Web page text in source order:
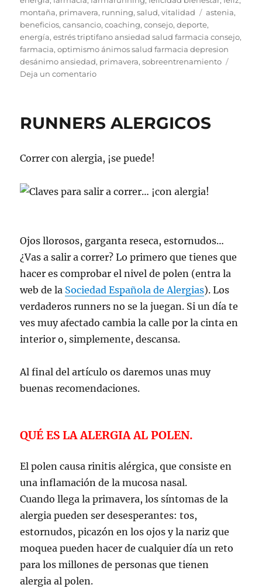
o
o
k
n
k
rt
ir
montaña, primavera, running,salud,vitalidad Etiquetas
astenia,
beneficios,cansancio,coaching,consejo,deporte,
energía,estrés triptifano ansiedad salud farmacia consejo,
farmacia,optimismo ánimos salud farmacia depresion
desánimo ansiedad, primavera,sobreentrenamiento
Deja un comentarioen
DEPORTE…
PARA
RUNNERS ALERGICOS
Correr con alergia, ¡se puede!
Ojos llorosos, garganta reseca, estornudos…
¿Vas a salir a correr? Lo primero que tienes que
hacer es comprobar el nivel de polen (entra la
web de la Sociedad Española de Alergias). Los
verdaderos runners no se la juegan. Si un día te
ves muy afectado cambia la calle por la cinta en
interior o, simplemente, descansa.
Al final del artículo os daremos unas muy
buenas recomendaciones.
QUÉ ES LA ALERGIA AL POLEN.
El polen causa rinitis alérgica, que consiste en
una inflamación de la mucosa nasal.
Cuando llega la primavera, los síntomas de la
alergia pueden ser desesperantes: tos,
estornudos, picazón en los ojos y la nariz que
moquea pueden hacer de cualquier día un reto
para los millones de personas que tienen
alergia al polen.